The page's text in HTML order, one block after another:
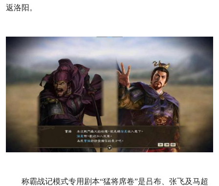
返洛阳。
称霸战记模式专用剧本“猛将席卷”是吕布、张飞及马超